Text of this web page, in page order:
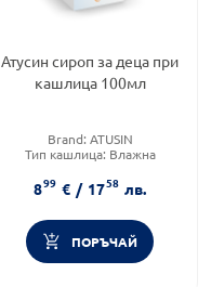
Атусин сироп за деца при
кашлица 100мл
Brand: ATUSIN
Тип кашлица: Влажна
Форма на продукта:сироп
899 € / 1758 лв.
ПОРЪЧАЙ